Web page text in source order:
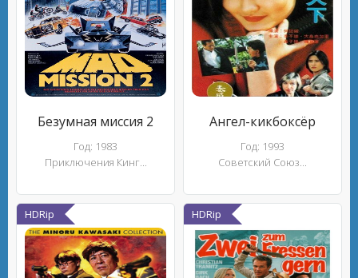
Безумная миссия 2
Год: 1983
Приключения Кинг...
Ангел-кикбоксёр
Год: 1993
Советский Союз...
HDRip HDRip